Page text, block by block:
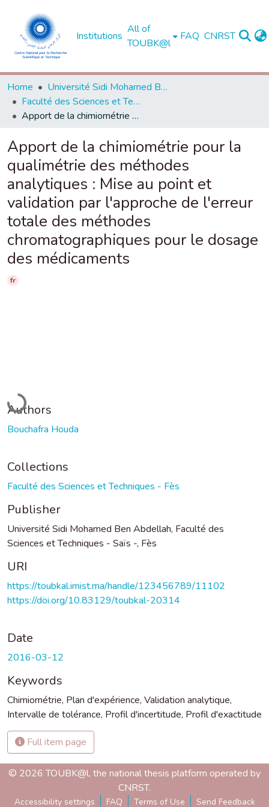
Institutions
All of
TOUBK@l
FAQ CNRST
Home
Université Sidi Mohamed Ben Abdellah de Fès
Faculté des Sciences et Techniques - Fès
Apport de la chimiométrie pour la qualimétrie des méthodes analytiques : Mise au point et validation par l'approche de l'erreur totale des méthodes chromatographiques pour le dosage des médicaments
Apport de la chimiométrie pour la
qualimétrie des méthodes
analytiques : Mise au point et
validation par l'approche de l'erreur
totale des méthodes
chromatographiques pour le dosage
des médicaments
fr
Loading...
Authors
Bouchafra Houda
Collections
Faculté des Sciences et Techniques - Fès
Publisher
Université Sidi Mohamed Ben Abdellah, Faculté des
Sciences et Techniques - Saïs -, Fès
URI
https://toubkal.imist.ma/handle/123456789/11102
https://doi.org/10.83129/toubkal-20314
Date
2016-03-12
Keywords
Chimiométrie, Plan d'expérience, Validation analytique,
Intervalle de tolérance, Profil d'incertitude, Profil d'exactitude
Full item page
© 2026 TOUBK@l, the national thesis platform operated by
CNRST.
Accessibility settings FAQ Terms of Use Send Feedback